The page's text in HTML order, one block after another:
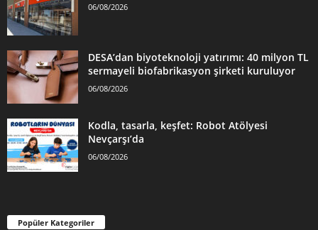
06/08/2026
DESA’dan biyoteknoloji yatırımı: 40 milyon TL
sermayeli biofabrikasyon şirketi kuruluyor
06/08/2026
Kodla, tasarla, keşfet: Robot Atölyesi
Nevçarşı’da
06/08/2026
Popüler Kategoriler